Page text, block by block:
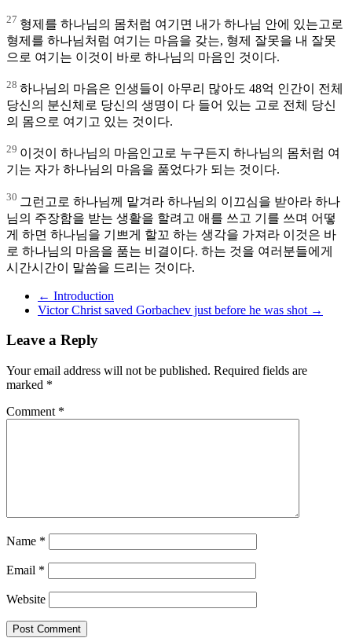
27 형제를 하나님의 몸처럼 여기면 내가 하나님 안에 있는고로
형제를 하나님처럼 여기는 마음을 갖는, 형제 잘못을 내 잘못
으로 여기는 이것이 바로 하나님의 마음인 것이다.
28 하나님의 마음은 인생들이 아무리 많아도 48억 인간이 전체
당신의 분신체로 당신의 생명이 다 들어 있는 고로 전체 당신
의 몸으로 여기고 있는 것이다.
29 이것이 하나님의 마음인고로 누구든지 하나님의 몸처럼 여
기는 자가 하나님의 마음을 품었다가 되는 것이다.
30 그런고로 하나님께 맡겨라 하나님의 이끄심을 받아라 하나
님의 주장함을 받는 생활을 할려고 애를 쓰고 기를 쓰며 어떻
게 하면 하나님을 기쁘게 할꼬 하는 생각을 가져라 이것은 바
로 하나님의 마음을 품는 비결이다. 하는 것을 여러분들에게
시간시간이 말씀을 드리는 것이다.
← Introduction
Victor Christ saved Gorbachev just before he was shot →
Leave a Reply
Your email address will not be published. Required fields are
marked *
Comment *
Name *
Email *
Website